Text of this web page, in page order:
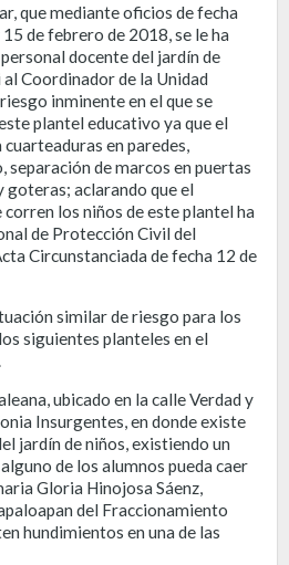
que mediante oficios de fecha
de febrero de 2018, se le ha
docente del jardín de
Coordinador de la Unidad
inminente en el que se
plantel educativo ya que el
en paredes,
separación de marcos en puertas
aclarando que el
los niños de este plantel ha
de Protección Civil del
Circunstanciada de fecha 12 de
similar de riesgo para los
siguientes planteles en el
ubicado en la calle Verdad y
Insurgentes, en donde existe
jardín de niños, existiendo un
de los alumnos pueda caer
Gloria Hinojosa Sáenz,
del Fraccionamiento
hundimientos en una de las